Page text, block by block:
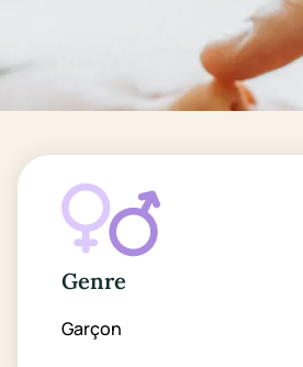
Genre
Garçon